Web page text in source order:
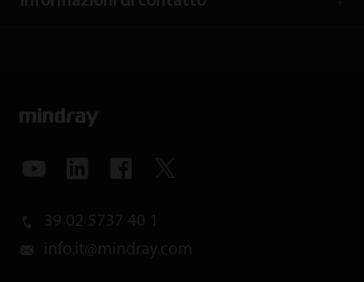
39 02 5737 40 1
info.it@mindray.com